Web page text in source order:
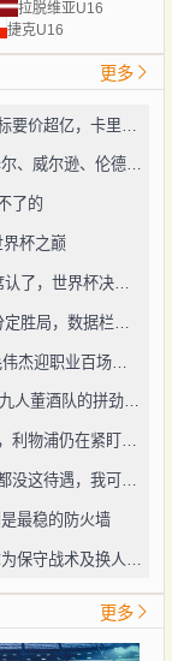
拉脱维亚U16
捷克U16
更多
Bleacher Report晒2026届新秀夏联评分：布泽尔、威尔逊、伦德博格摘A
了的
杯之巅
两次炸场都是帕雷德斯！4年前爆射荷兰替补席认了，世界杯决赛再演冲突
大连英博3-1双杀泰山！李国旭曝赢球密码，毛伟杰迎职业百场里程碑
桐梓窖酒队斩获2026遵义酒业足球超联季军！九人董酒队的拼劲太戳人
罗马诺最新披露：阿森纳与巴尔科拉无新动作，利物浦仍在紧盯目标
杨瀚森在开拓者能玩弧顶发牌？段冉：克林根都没这待遇，我可不太看好
最稳的防火墙
更多